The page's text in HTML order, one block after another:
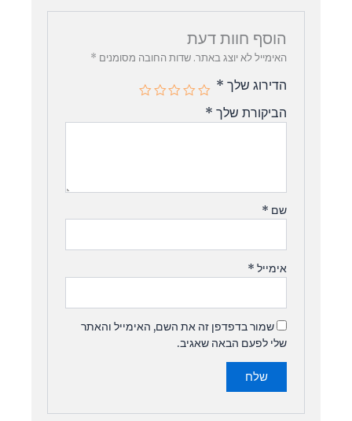
הוסף חוות דעת
האימייל לא יוצג באתר. שדות החובה מסומנים *
הדירוג שלך *
הביקורת שלך *
שם *
אימייל *
שמור בדפדפן זה את השם, האימייל והאתר
שלי לפעם הבאה שאגיב.